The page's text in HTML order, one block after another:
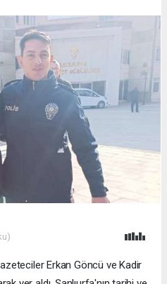
Erkan Göncü ve Kadir